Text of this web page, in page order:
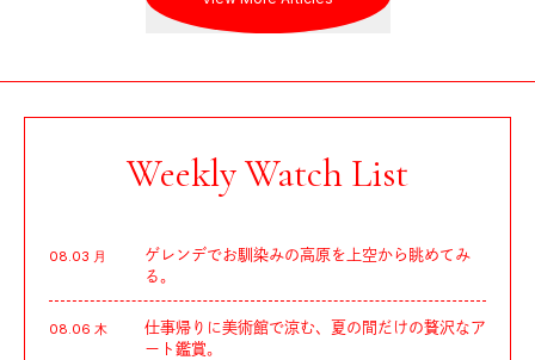
Weekly Watch List
08.03 月
ゲレンデでお馴染みの高原を上空から眺めてみ
る。
08.06 木
仕事帰りに美術館で涼む、夏の間だけの贅沢なア
ート鑑賞。